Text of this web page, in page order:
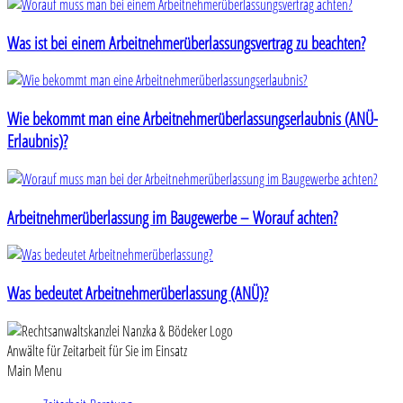
Was ist bei einem Arbeitnehmerüberlassungsvertrag zu beachten?
Wie bekommt man eine Arbeitnehmerüberlassungserlaubnis (ANÜ-
Erlaubnis)?
Arbeitnehmerüberlassung im Baugewerbe – Worauf achten?
Was bedeutet Arbeitnehmerüberlassung (ANÜ)?
Anwälte für Zeitarbeit für Sie im Einsatz
Main Menu